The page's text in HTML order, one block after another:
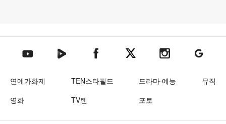
텐아시아 유튜브텐아시아 네이버TV텐아시아 페이스북텐아시아 엑스텐아시아 인스타그램
텐아시아
연예가화제 TEN스타필드 드라마·예능
뮤직
영화
TV텐 포토